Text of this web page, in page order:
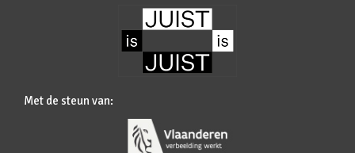
Met de steun van: